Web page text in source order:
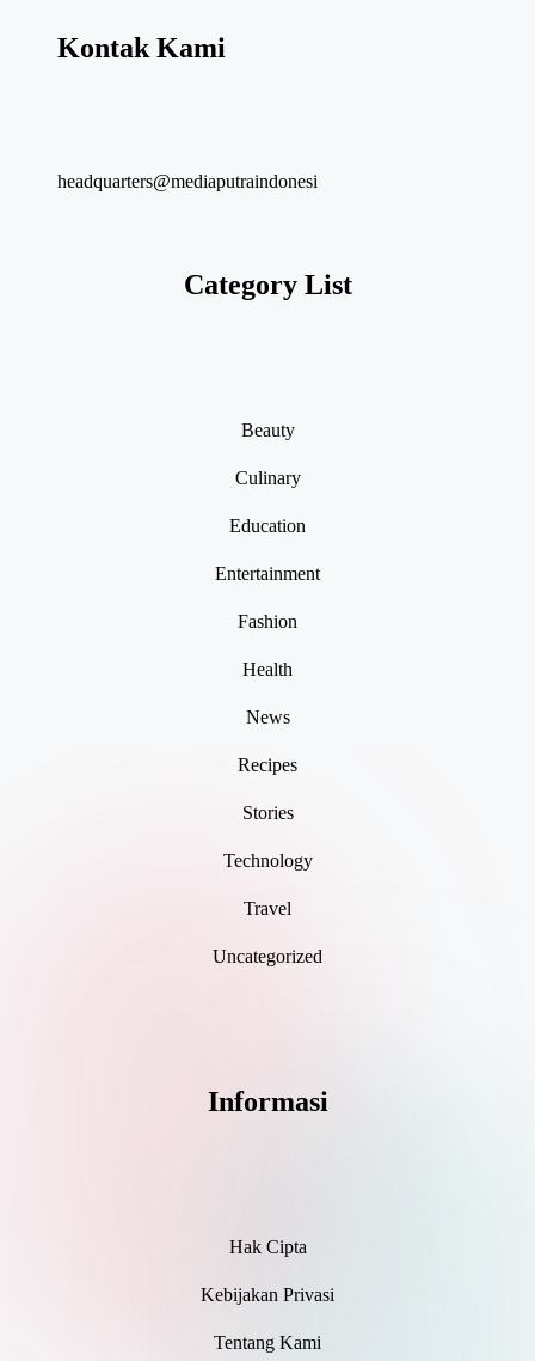
Kontak Kami
headquarters@mediaputraindonesi
Category List
Beauty
Culinary
Education
Entertainment
Fashion
Health
News
Recipes
Stories
Technology
Travel
Uncategorized
Informasi
Hak Cipta
Kebijakan Privasi
Tentang Kami